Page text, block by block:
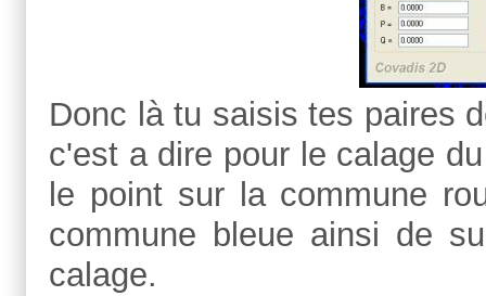
Donc là tu saisis tes paires
c'est a dire pour le calage
le point sur la commune
commune bleue ainsi de
calage.